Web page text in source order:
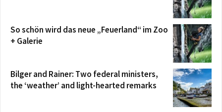
So schön wird das neue „Feuerland“ im Zoo
+ Galerie
Bilger and Rainer: Two federal ministers,
the ‘weather’ and light-hearted remarks